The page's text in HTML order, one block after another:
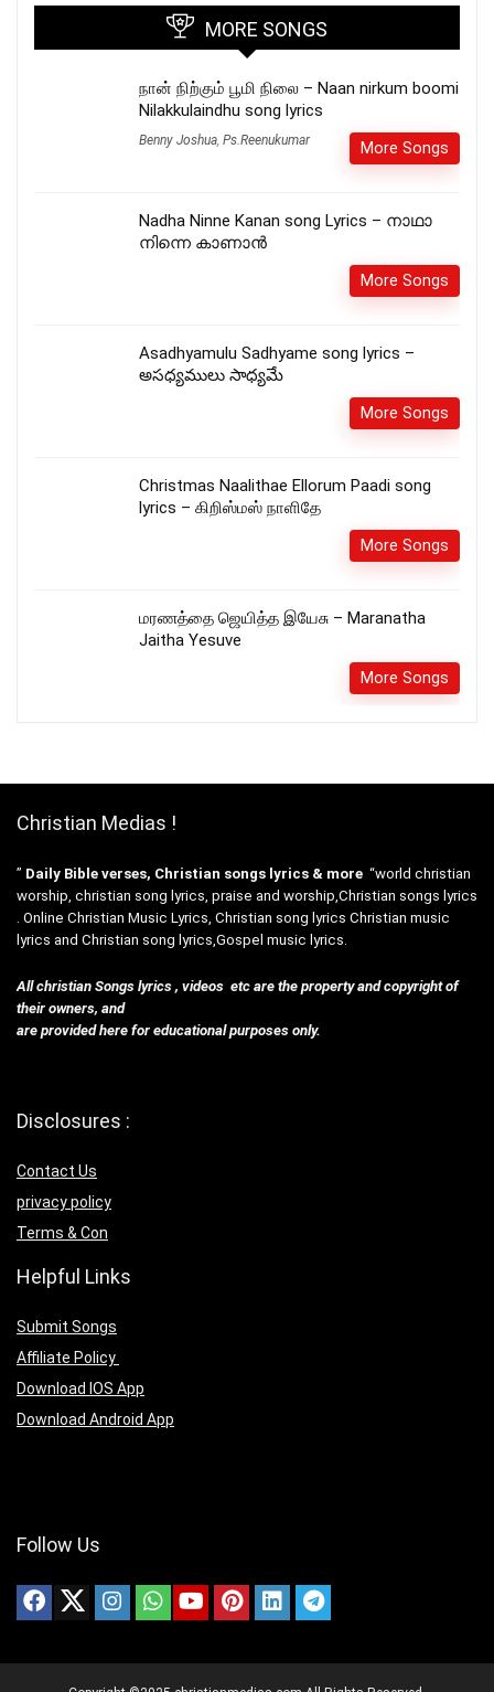
MORE SONGS
நான் நிற்கும் பூமி நிலை – Naan nirkum boomi
Nilakkulaindhu song lyrics
Benny Joshua, Ps.Reenukumar More Songs
Nadha Ninne Kanan song Lyrics – നാഥാ
നിന്നെ കാണാൻ
More Songs
Asadhyamulu Sadhyame song lyrics –
అసధ్యములు సాధ్యమే
More Songs
Christmas Naalithae Ellorum Paadi song
lyrics – கிறிஸ்மஸ் நாளிதே
More Songs
மரணத்தை ஜெயித்த இயேசு – Maranatha
Jaitha Yesuve
More Songs
Christian Medias !
” Daily Bible verses, Christian songs lyrics & more “world christian
worship, christian song lyrics, praise and worship,Christian songs lyrics
. Online Christian Music Lyrics, Christian song lyrics Christian music
lyrics and Christian song lyrics,Gospel music lyrics.
All christian Songs lyrics , videos etc are the property and copyright of
their owners, and
are provided here for educational purposes only.
Disclosures :
Contact Us
privacy policy
Terms & Con
Helpful Links
Submit Songs
Affiliate Policy
Download IOS App
Download Android App
Follow Us